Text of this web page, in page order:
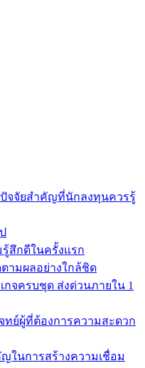
ปัจจัยสำคัญที่นักลงทุนควรรู้
สึกดีในครั้งแรก
ามผลอย่างใกล้ชิด
จครบชุด ส่งด่วนภายใน 1
ทย์ผู้ที่ต้องการความสะดวก
ในการสร้างความเชื่อม